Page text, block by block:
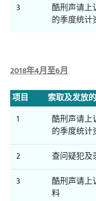
3
酷刑声请上
的季度统计
2018年4月至6月
项目
索取及发放
1
酷刑声请上
的季度统计
2
查问疑犯及
3
酷刑声请上
料